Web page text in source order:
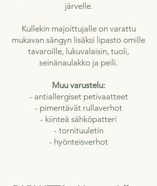
järvelle.
Kullekin majoittujalle on varattu
mukavan sängyn lisäksi lipasto omille
tavaroille, lukuvalaisin, tuoli,
seinänaulakko ja peili.
Muu varustelu:
- antiallergiset petivaatteet
- pimentävät rullaverhot
- kiinteä sähköpatteri
- tornituuletin
- hyönteisverhot